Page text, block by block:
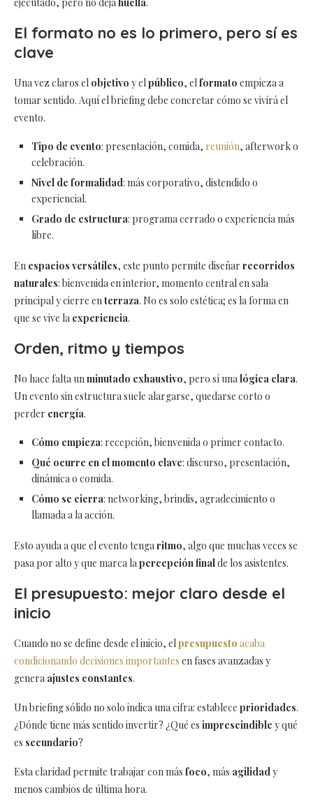
El formato no es lo primero, pero sí es
clave
Una vez claros el objetivo y elpúblico, elformato empieza a
tomar sentido. Aquí el briefing debe concretar cómo se vivirá el
evento.
Tipo de evento: presentación, comida, reunión, afterwork o
celebración.
Nivel de formalidad: más corporativo, distendido o
experiencial.
Grado de estructura: programa cerrado o experiencia más
libre.
En espacios versátiles, este punto permite diseñar recorridos
naturales: bienvenida en interior, momento central en sala
principal y cierre enterraza. No es solo estética; es la forma en
que se vive la experiencia.
Orden, ritmo y tiempos
No hace falta unminutado exhaustivo, pero sí unalógica clara.
Un evento sin estructura suele alargarse, quedarse corto o
perder energía.
Cómo empieza: recepción, bienvenida o primer contacto.
Qué ocurre en el momento clave: discurso, presentación,
dinámica o comida.
Cómo se cierra: networking, brindis, agradecimiento o
llamada a la acción.
Esto ayuda a que el evento tengaritmo, algo que muchas veces se
pasa por alto y que marca lapercepción finalde los asistentes.
El presupuesto: mejor claro desde el
inicio
Cuando no se define desde el inicio, elpresupuesto acaba
condicionando decisiones importantes en fases avanzadas y
genera ajustes constantes.
Un briefing sólido no solo indica una cifra: establece prioridades.
¿Dónde tiene más sentido invertir? ¿Qué es imprescindible y qué
es secundario?
Esta claridad permite trabajar con más foco, más agilidady
menos cambios de última hora.